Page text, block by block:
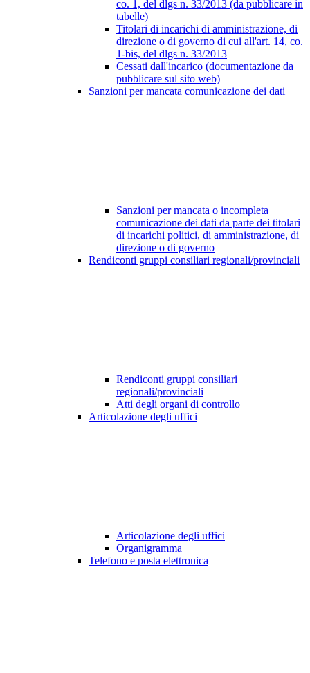
co. 1, del dlgs n. 33/2013 (da pubblicare in
tabelle)
Titolari di incarichi di amministrazione, di
direzione o di governo di cui all'art. 14, co.
1-bis, del dlgs n. 33/2013
Cessati dall'incarico (documentazione da
pubblicare sul sito web)
Sanzioni per mancata comunicazione dei dati
Sanzioni per mancata o incompleta
comunicazione dei dati da parte dei titolari
di incarichi politici, di amministrazione, di
direzione o di governo
Rendiconti gruppi consiliari regionali/provinciali
Rendiconti gruppi consiliari
regionali/provinciali
Atti degli organi di controllo
Articolazione degli uffici
Articolazione degli uffici
Organigramma
Telefono e posta elettronica